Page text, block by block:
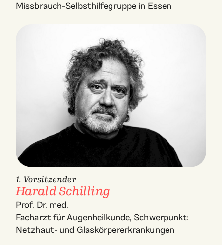
Missbrauch-Selbsthilfegruppe in Essen
1. Vorsitzender
Harald Schilling
Prof. Dr. med.
Facharzt für Augenheilkunde, Schwerpunkt:
Netzhaut- und Glaskörpererkrankungen